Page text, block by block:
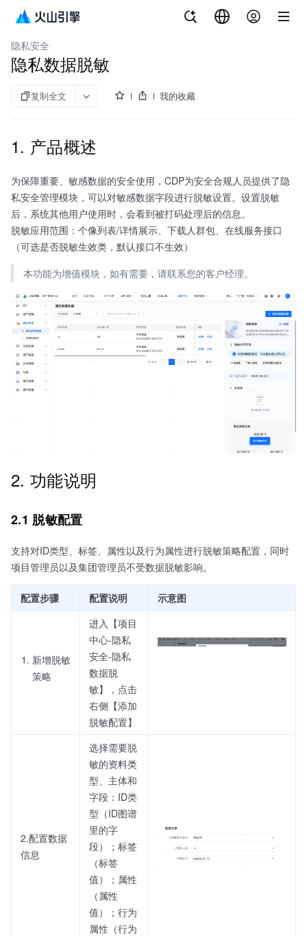
客户数据平台（私有化）
隐私安全
隐私数据脱敏
复制全文 我的收藏
1. 产品概述
为保障重要、敏感数据的安全使用，CDP为安全合规人员提供了隐
私安全管理模块，可以对敏感数据字段进行脱敏设置。设置脱敏
后，系统其他用户使用时，会看到被打码处理后的信息。
脱敏应用范围：个像列表/详情展示、下载人群包、在线服务接口
（可选是否脱敏生效类，默认接口不生效）
本功能为增值模块，如有需要，请联系您的客户经理。
2. 功能说明
2.1 脱敏配置
支持对ID类型、标签、属性以及行为属性进行脱敏策略配置，同时
项目管理员以及集团管理员不受数据脱敏影响。
配置步骤 配置说明 示意图
新增脱敏
策略
进入【项目
中心-隐私
安全-隐私
数据脱
敏】，点击
右侧【添加
脱敏配置】
2.配置数据
信息
选择需要脱
敏的资料类
型、主体和
字段：ID类
型（ID图谱
里的字
段）；标签
（标签
值）；属性
（属性
值）；行为
属性（行为